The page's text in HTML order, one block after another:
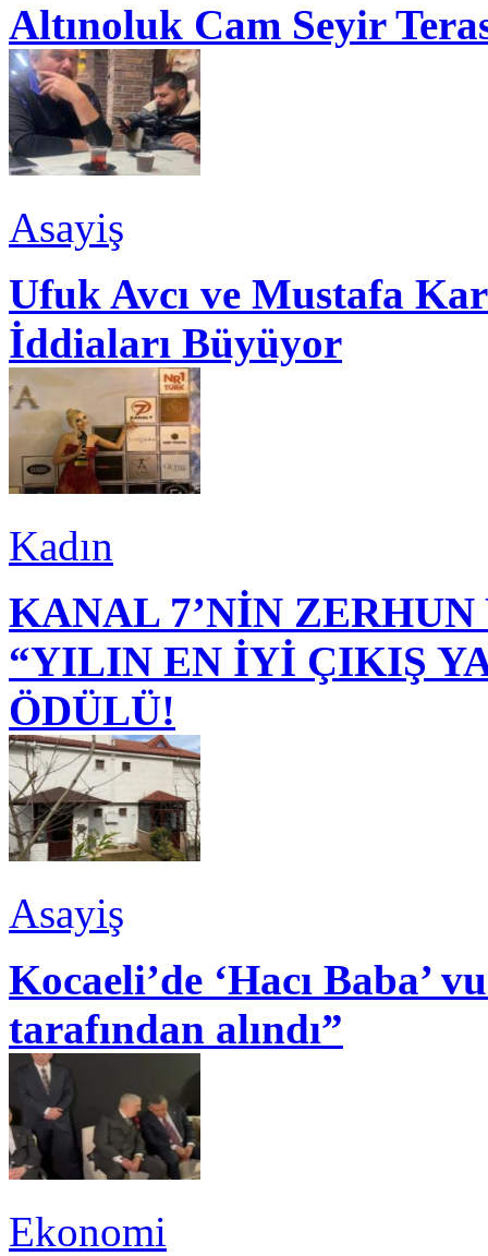
Altınoluk Cam Seyir
Asayiş
Ufuk Avcı ve Mustafa
İddiaları Büyüyor
Kadın
KANAL 7’NİN
“YILIN EN İYİ ÇIKIŞ
ÖDÜLÜ!
Asayiş
Kocaeli’de ‘Hacı Baba’
tarafından alındı”
Ekonomi